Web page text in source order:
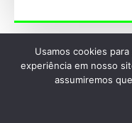
Usamos cookies
experiência em nosso
assumiremos